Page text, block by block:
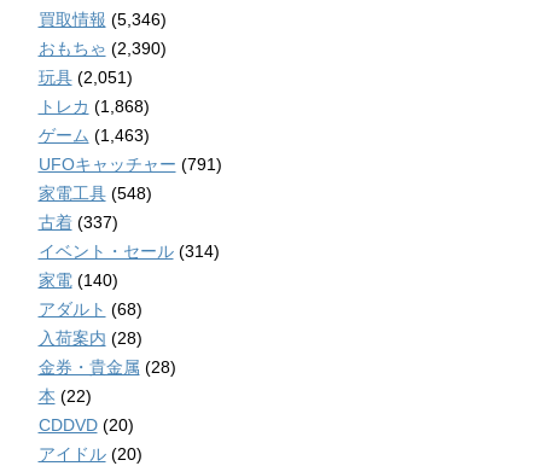
買取情報 (5,346)
おもちゃ (2,390)
玩具(2,051)
トレカ (1,868)
ゲーム (1,463)
UFOキャッチャー (791)
家電工具(548)
古着(337)
イベント・セール(314)
家電(140)
アダルト (68)
入荷案内 (28)
金券・貴金属 (28)
本 (22)
CDDVD(20)
アイドル(20)